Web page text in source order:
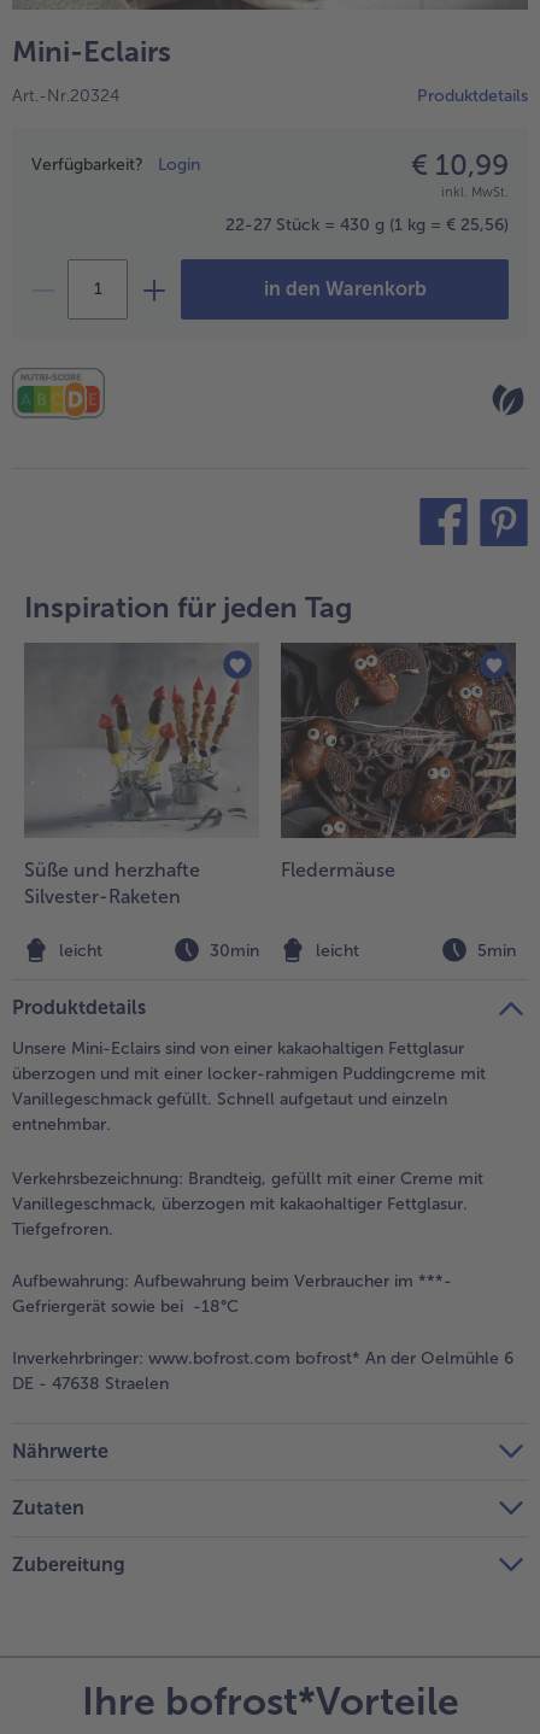
alle Obst
alle Süße Vielfalt
Confiserie & Feinkost
alle Küchenhelfer
Mini-Eclairs
Art.-Nr.20324 Produktdetails
Preisangabe
Verfügbarkeit? Login € 10,99
inkl. MwSt.
22-27 Stück = 430 g (1 kg = € 25,56)
in den Warenkorb
Inspiration für jeden Tag
Süße und herzhafte
Silvester-Raketen
leicht 30min
Fledermäuse
leicht 5min
Produktdetails
Unsere Mini-Eclairs sind von einer kakaohaltigen Fettglasur
überzogen und mit einer locker-rahmigen Puddingcreme mit
Vanillegeschmack gefüllt. Schnell aufgetaut und einzeln
entnehmbar.
Verkehrsbezeichnung: Brandteig, gefüllt mit einer Creme mit
Vanillegeschmack, überzogen mit kakaohaltiger Fettglasur.
Tiefgefroren.
Aufbewahrung: Aufbewahrung beim Verbraucher im ***-
Gefriergerät sowie bei -18°C
Inverkehrbringer: www.bofrost.com bofrost* An der Oelmühle 6
DE - 47638 Straelen
Nährwerte
Zutaten
Zubereitung
Ihre bofrost*Vorteile